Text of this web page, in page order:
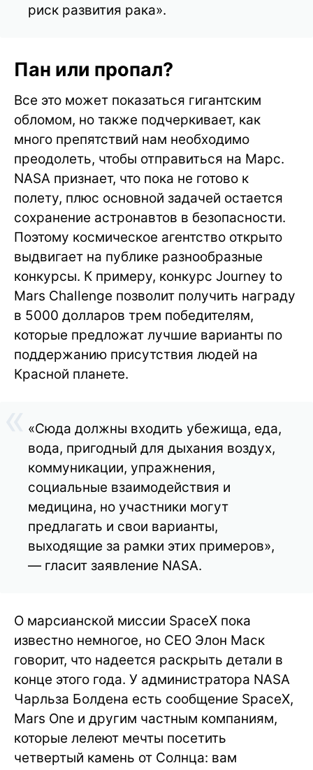
риск развития рака».
Пан или пропал?
Все это может показаться гигантским
обломом, но также подчеркивает, как
много препятствий нам необходимо
преодолеть, чтобы отправиться на Марс.
NASA признает, что пока не готово к
полету, плюс основной задачей остается
сохранение астронавтов в безопасности.
Поэтому космическое агентство открыто
выдвигает на публике разнообразные
конкурсы. К примеру, конкурс Journey to
Mars Challenge позволит получить награду
в 5000 долларов трем победителям,
которые предложат лучшие варианты по
поддержанию присутствия людей на
Красной планете.
«Сюда должны входить убежища, еда,
вода, пригодный для дыхания воздух,
коммуникации, упражнения,
социальные взаимодействия и
медицина, но участники могут
предлагать и свои варианты,
выходящие за рамки этих примеров»,
— гласит заявление NASA.
О марсианской миссии SpaceX пока
известно немногое, но CEO Элон Маск
говорит, что надеется раскрыть детали в
конце этого года. У администратора NASA
Чарльза Болдена есть сообщение SpaceX,
Mars One и другим частным компаниям,
которые лелеют мечты посетить
четвертый камень от Солнца: вам